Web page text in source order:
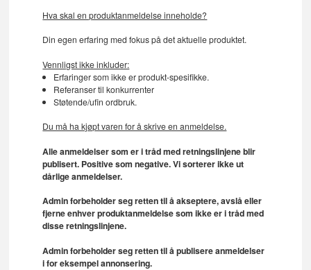
Hva skal en produktanmeldelse inneholde?
Din egen erfaring med fokus på det aktuelle produktet.
Vennligst ikke inkluder:
Erfaringer som ikke er produkt-spesifikke.
Referanser til konkurrenter
Støtende/ufin ordbruk.
Du må ha kjøpt varen for å skrive en anmeldelse.
Alle anmeldelser som er i tråd med retningslinjene blir
publisert. Positive som negative. Vi sorterer ikke ut
dårlige anmeldelser.
Admin forbeholder seg retten til å akseptere, avslå eller
fjerne enhver produktanmeldelse som ikke er i tråd med
disse retningslinjene.
Admin forbeholder seg retten til å publisere anmeldelser
i for eksempel annonsering.